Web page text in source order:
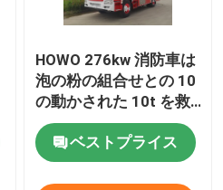
HOWO 276kw 消防車は
泡の粉の組合せとの 10
の動かされた 10t を救
出します
ベストプライス